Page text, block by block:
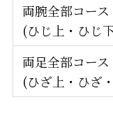
両腕全部コース
(ひじ上・ひじ
両足全部コース
(ひざ上・ひざ